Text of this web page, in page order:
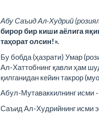
Абу Саъид Ал-Худрий
бирор бир киши аёлига
таҳорат олсин!».
Бу бобда (ҳазрати) Умар
Ал-Хаттобнинг қавли ҳам
қилганидан кейин такрор
Абул-Мутаваккилнинг исми
Саъид Ал-Худрийнинг исми